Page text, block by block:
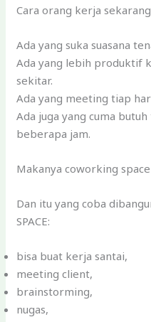
Cara orang kerja
Ada yang suka suasana
Ada yang lebih produktif
sekitar.
Ada yang meeting tiap
Ada juga yang cuma
beberapa jam.
Makanya coworking
Dan itu yang coba
SPACE:
bisa buat kerja santai,
meeting client,
brainstorming,
nugas,